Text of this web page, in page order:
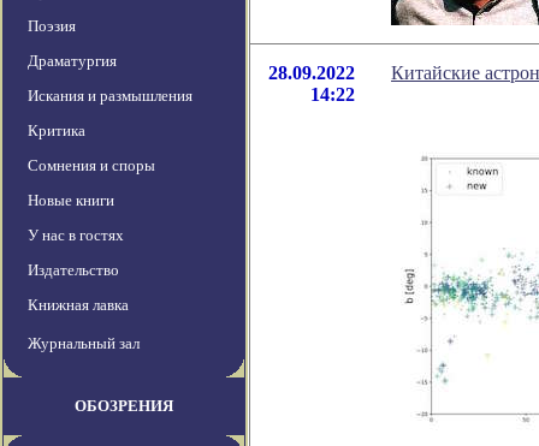
Поэзия
Драматургия
Искания и размышления
Критика
Сомнения и споры
Новые книги
У нас в гостях
Издательство
Книжная лавка
Журнальный зал
ОБОЗРЕНИЯ
28.09.2022
14:22
Китайские